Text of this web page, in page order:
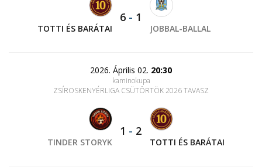
TOTTI ÉS BARÁTAI
6 - 1
JOBBAL-BALLAL
2026. Április 02. 20:30
kaminokupa
ZSÍROSKENYÉRLIGA CSÜTÖRTÖK 2026 TAVASZ
TINDER STORYK
1 - 2
TOTTI ÉS BARÁTAI